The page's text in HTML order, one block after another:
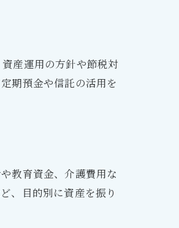
産運用の方針や節税対
期預金や信託の活用を
教育資金、介護費用な
、目的別に資産を振り